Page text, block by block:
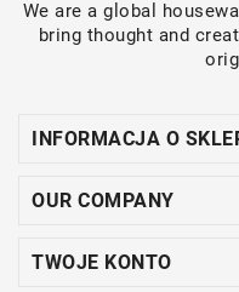
We are a global
bring thought and
INFORMACJA O
OUR COMPANY
TWOJE KONTO